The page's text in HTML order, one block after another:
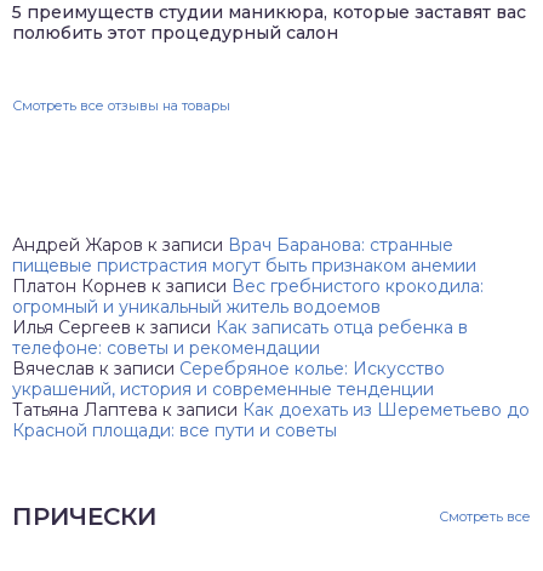
5 преимуществ студии маникюра, которые заставят вас
полюбить этот процедурный салон
Смотреть все отзывы на товары
Андрей Жаров к записи Врач Баранова: странные
пищевые пристрастия могут быть признаком анемии
Платон Корнев к записи Вес гребнистого крокодила:
огромный и уникальный житель водоемов
Илья Сергеев к записи Как записать отца ребенка в
телефоне: советы и рекомендации
Вячеслав к записи Серебряное колье: Искусство
украшений, история и современные тенденции
Татьяна Лаптева к записи Как доехать из Шереметьево до
Красной площади: все пути и советы
ПРИЧЕСКИ Смотреть все